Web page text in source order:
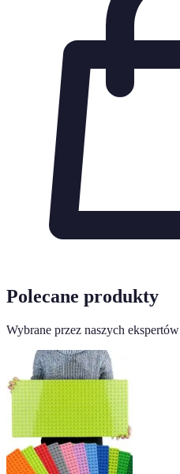
Polecane produkty
Wybrane przez naszych ekspertów